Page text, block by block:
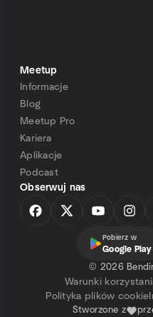
Meetup
Informacje
Blog
Meetup Pro
Kariera
Aplikacje
Podcast
Obserwuj nas
Pobierz w
Google Play
© 2026
Warunki
Polityka plików cookie
Stworzone z